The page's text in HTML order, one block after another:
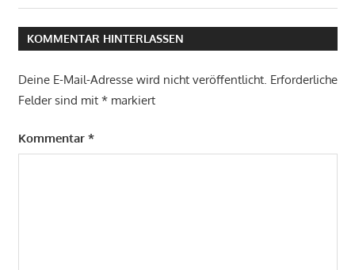
Beitrag:
KOMMENTAR HINTERLASSEN
Deine E-Mail-Adresse wird nicht veröffentlicht. Erforderliche
Felder sind mit *markiert
Kommentar *